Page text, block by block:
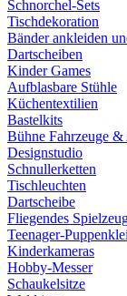
Schnorchel-Sets
Tischdekoration
Bänder ankleiden
Dartscheiben
Kinder Games
Aufblasbare Stühle
Küchentextilien
Bastelkits
Bühne Fahrzeuge &
Designstudio
Schnullerketten
Tischleuchten
Dartscheibe
Fliegendes
Teenager-
Kinderkameras
Hobby-Messer
Schaukelsitze